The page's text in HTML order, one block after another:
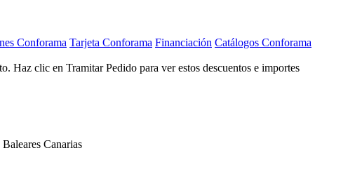
Conforama Tarjeta Conforama Financiación Catálogos Conforama
Haz clic en Tramitar Pedido para ver estos descuentos e importes
Baleares Canarias